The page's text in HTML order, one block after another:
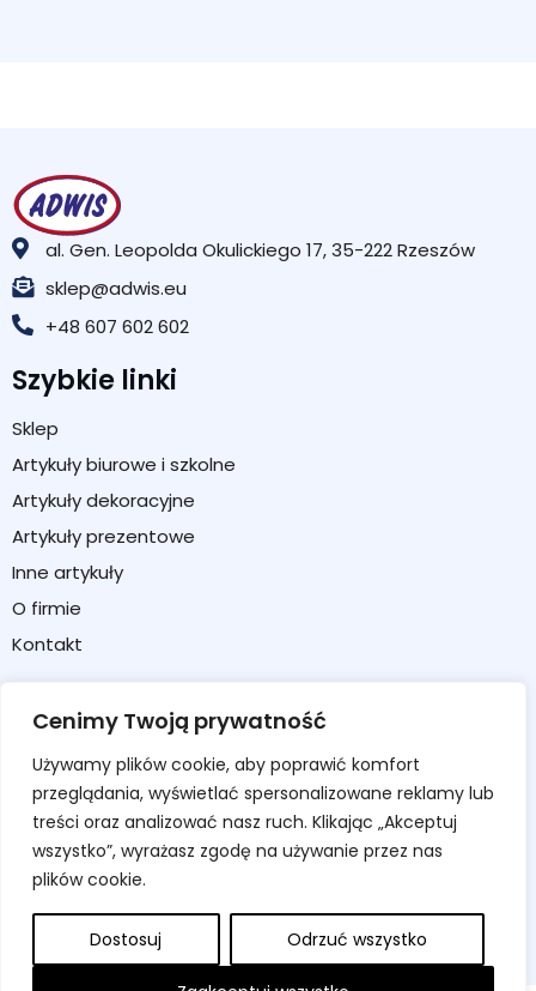
Cenimy Twoją prywatność
Używamy plików cookie, aby poprawić komfort
przeglądania, wyświetlać spersonalizowane reklamy lub
treści oraz analizować nasz ruch. Klikając „Akceptuj
wszystko”, wyrażasz zgodę na używanie przez nas
plików cookie.
Dostosuj Odrzuć wszystko
al. Gen. Leopolda Okulickiego 17, 35-222 Rzeszów
sklep@adwis.eu
+48 607 602 602
Szybkie linki
Sklep
Artykuły biurowe i szkolne
Artykuły dekoracyjne
Artykuły prezentowe
Inne artykuły
O firmie
Kontakt
Koszyk
Formularz zwrotu / reklamacji
Regulamin sklepu
Polityka prywatności